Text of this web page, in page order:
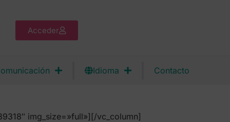
Acceder
Idioma Contacto
img_size=»full»][/vc_column]